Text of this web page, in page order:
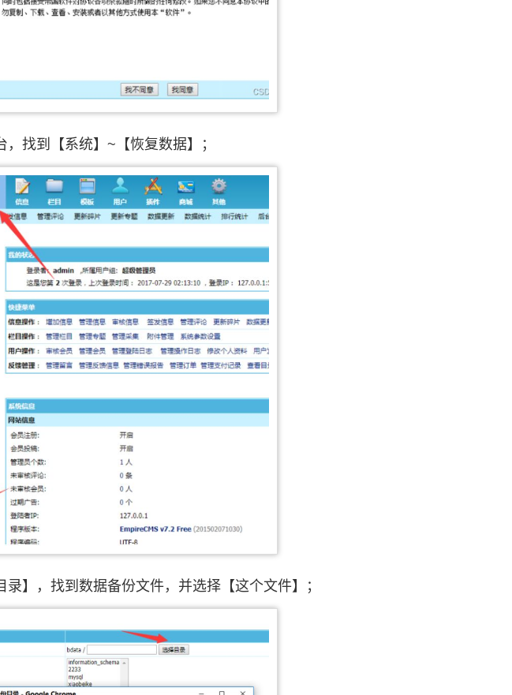
找到【系统】~【恢复数据】；
录】，找到数据备份文件，并选择【这个文件】；